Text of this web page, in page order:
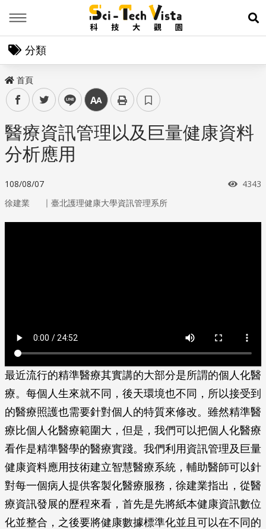
展
分類
首頁
facebooktwitter line 中
醫療資訊管理以及巨量健康資料
分析應用
108/08/07 瀏覽
4343
徐建業 ｜ 臺北護理健康大學資訊管理系所
最近流行的精準醫療其實講的大部分是所謂的個人化醫
療。每個人生來就不同，後天環境也不同，所以接受到
的醫療照護也需要針對個人的特質來修改。雖然精準醫
療比個人化醫療範圍大，但是，我們可以把個人化醫療
看作是精準醫學的醫療實踐。我們利用資訊管理及巨量
健康資料應用技術建立智慧醫療系統，輔助醫師可以針
對每一個病人提供客製化醫療服務，徐建業指出，從醫
療資訊發展的歷程來看，首先是先將紙本健康資訊數位
化並整合，之後要將健康數據標準化並且可以在不同的